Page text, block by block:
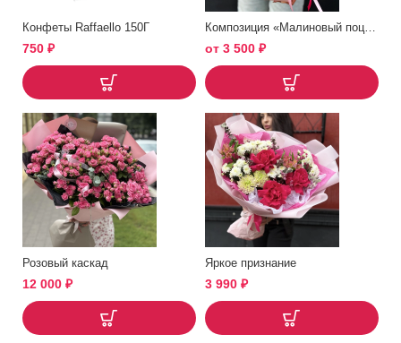
Конфеты Raffaello 150Г
750 ₽ от 3 500 ₽
Розовый каскад
12 000 ₽
Яркое признание
3 990 ₽